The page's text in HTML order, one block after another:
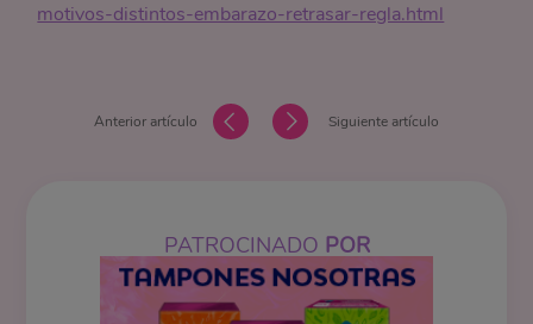
motivos-distintos-embarazo-retrasar-regla.html
Anterior artículo Siguiente artículo
PATROCINADO POR